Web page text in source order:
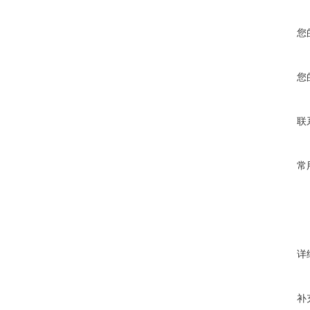
您
您
联
常
详
补